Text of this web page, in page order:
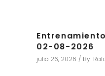
02-08-2026
julio 26, 2026 By